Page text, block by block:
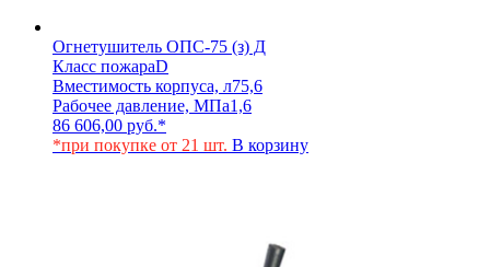
Огнетушитель ОПС-75 (з) Д
Класс пожараD
Вместимость корпуса, л75,6
Рабочее давление, МПа1,6
86 606,00 руб.*
*при покупке от 21 шт. В корзину